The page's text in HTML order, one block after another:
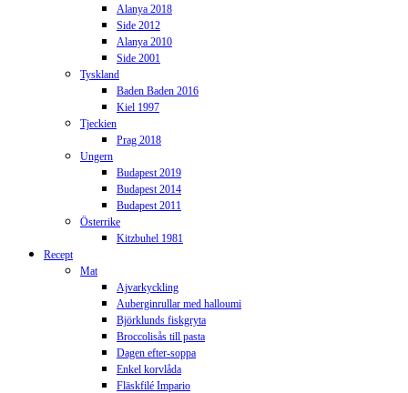
Alanya 2018
Side 2012
Alanya 2010
Side 2001
Tyskland
Baden Baden 2016
Kiel 1997
Tjeckien
Prag 2018
Ungern
Budapest 2019
Budapest 2014
Budapest 2011
Österrike
Kitzbuhel 1981
Recept
Mat
Ajvarkyckling
Auberginrullar med halloumi
Björklunds fiskgryta
Broccolisås till pasta
Dagen efter-soppa
Enkel korvlåda
Fläskfilé Impario